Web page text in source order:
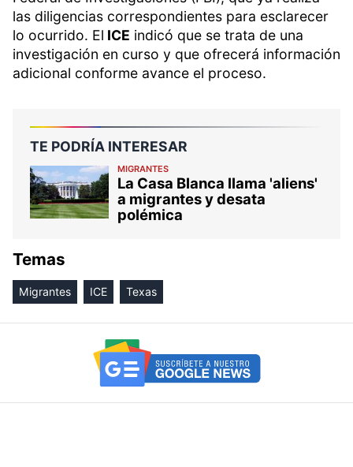
las diligencias correspondientes para esclarecer
lo ocurrido. El ICE indicó que se trata de una
investigación en curso y que ofrecerá información
adicional conforme avance el proceso.
TE PODRÍA INTERESAR
MIGRANTES
La Casa Blanca llama 'aliens'
a migrantes y desata
polémica
Temas
Migrantes ICE Texas